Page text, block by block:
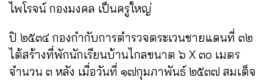
ไพโรจน์ กองมงคล เป็นครูใหญ่
ปิ ๒๕๓๔ กองกำกับการตำรวจตระเวนชายแดนที่ ๓๒
ไต้สร้างที่พักนักเรียนบ้านไกลขนาต ๖ X ๓๐ เมตร
จำนวน ๓ หลัง เมื่อวันที่ ๑๗กุมภาพันธ์ ๒๕๓๗ สมเต็จ